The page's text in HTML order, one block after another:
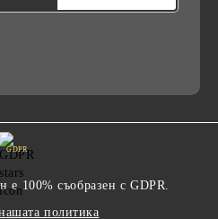
GDPR
100% съобразен с GDPR.
политика